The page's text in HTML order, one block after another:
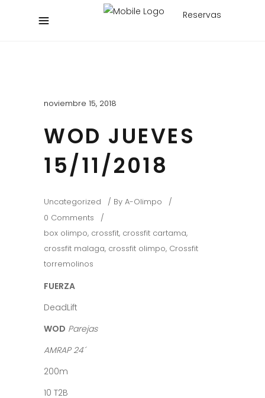
Reservas
noviembre 15, 2018
WOD JUEVES
15/11/2018
Uncategorized By A-Olimpo
0 Comments
box olimpo, crossfit, crossfit cartama,
crossfit malaga, crossfit olimpo, Crossfit
torremolinos
FUERZA
DeadLift
WOD Parejas
AMRAP 24´
200m
10 T2B